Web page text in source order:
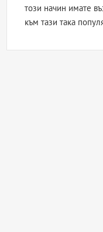
този начин имате
към тази така